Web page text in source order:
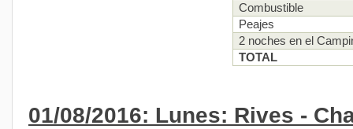
Combustible
Peajes
2 noches en el
TOTAL
01/08/2016: Lunes: Rives -